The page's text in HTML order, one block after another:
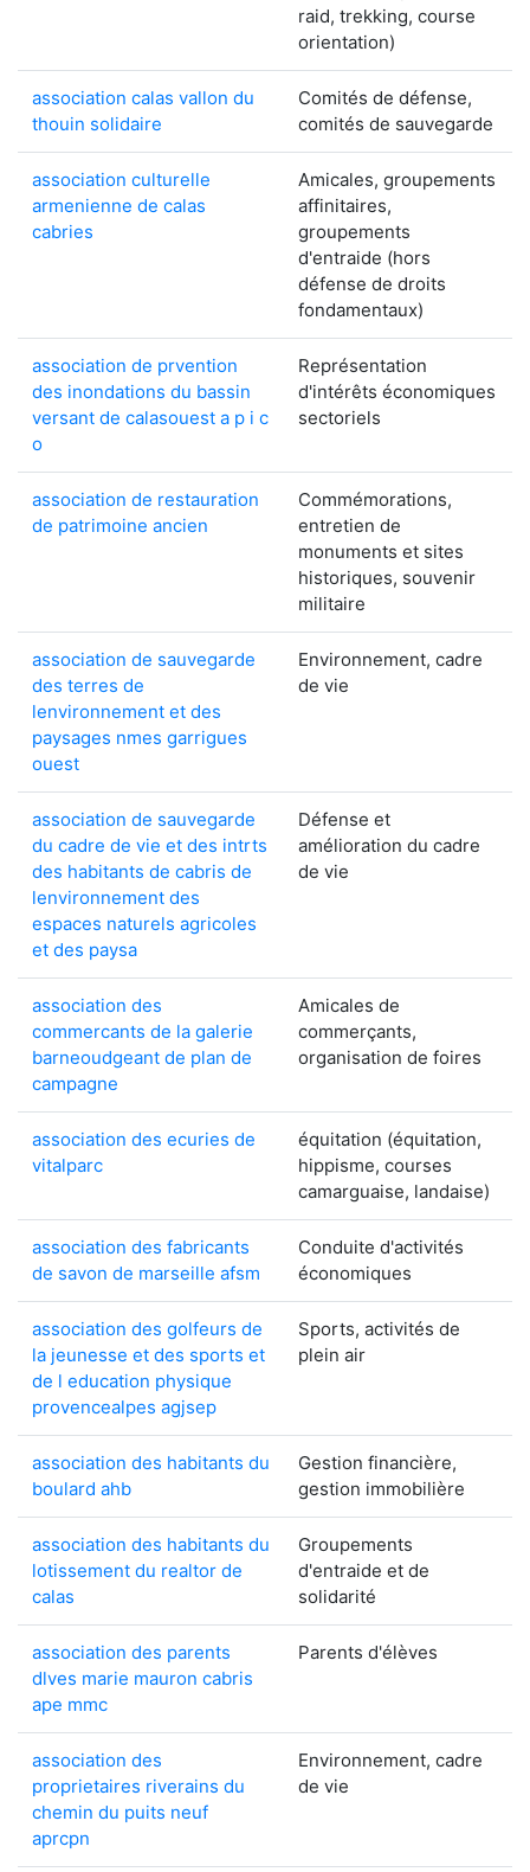
raid, trekking, course
orientation)
association calas vallon du
thouin solidaire
Comités de défense,
comités de sauvegarde
association culturelle
armenienne de calas
cabries
Amicales, groupements
affinitaires,
groupements
d'entraide (hors
défense de droits
fondamentaux)
association de prvention
des inondations du bassin
versant de calasouest a p i c
o
Représentation
d'intérêts économiques
sectoriels
association de restauration
de patrimoine ancien
Commémorations,
entretien de
monuments et sites
historiques, souvenir
militaire
association de sauvegarde
des terres de
lenvironnement et des
paysages nmes garrigues
ouest
Environnement, cadre
de vie
association de sauvegarde
du cadre de vie et des intrts
des habitants de cabris de
lenvironnement des
espaces naturels agricoles
et des paysa
Défense et
amélioration du cadre
de vie
association des
commercants de la galerie
barneoudgeant de plan de
campagne
Amicales de
commerçants,
organisation de foires
association des ecuries de
vitalparc
équitation (équitation,
hippisme, courses
camarguaise, landaise)
association des fabricants
de savon de marseille afsm
Conduite d'activités
économiques
association des golfeurs de
la jeunesse et des sports et
de l education physique
provencealpes agjsep
Sports, activités de
plein air
association des habitants du
boulard ahb
Gestion financière,
gestion immobilière
association des habitants du
lotissement du realtor de
calas
Groupements
d'entraide et de
solidarité
association des parents
dlves marie mauron cabris
ape mmc
Parents d'élèves
association des
proprietaires riverains du
chemin du puits neuf
aprcpn
Environnement, cadre
de vie